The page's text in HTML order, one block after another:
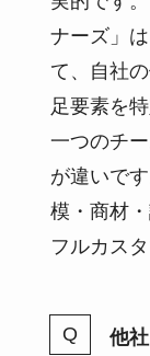
ナーズ」
て、自社
足要素を
一つのチ
が違いで
模・商材
フルカス
他